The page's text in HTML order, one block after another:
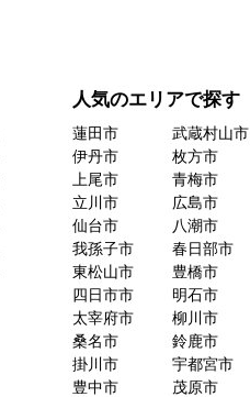
人気のエリアで探す
蓮田市
武蔵村山市
伊丹市
枚方市
上尾市
青梅市
立川市
広島市
仙台市
八潮市
我孫子市
春日部市
東松山市
豊橋市
四日市市
明石市
太宰府市
柳川市
桑名市
鈴鹿市
掛川市
宇都宮市
豊中市
茂原市